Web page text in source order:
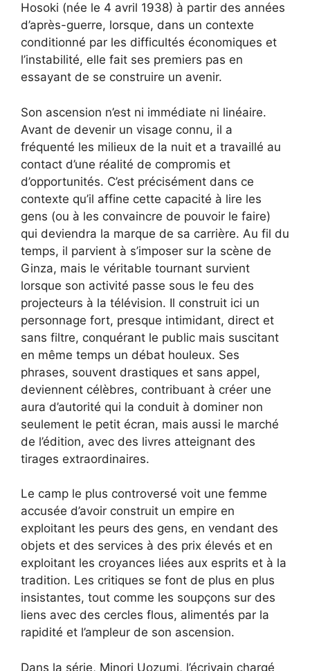
Hosoki (née le 4 avril 1938) à partir des années
d’après-guerre, lorsque, dans un contexte
conditionné par les difficultés économiques et
l’instabilité, elle fait ses premiers pas en
essayant de se construire un avenir.
Son ascension n’est ni immédiate ni linéaire.
Avant de devenir un visage connu, il a
fréquenté les milieux de la nuit et a travaillé au
contact d’une réalité de compromis et
d’opportunités. C’est précisément dans ce
contexte qu’il affine cette capacité à lire les
gens (ou à les convaincre de pouvoir le faire)
qui deviendra la marque de sa carrière. Au fil du
temps, il parvient à s’imposer sur la scène de
Ginza, mais le véritable tournant survient
lorsque son activité passe sous le feu des
projecteurs à la télévision. Il construit ici un
personnage fort, presque intimidant, direct et
sans filtre, conquérant le public mais suscitant
en même temps un débat houleux. Ses
phrases, souvent drastiques et sans appel,
deviennent célèbres, contribuant à créer une
aura d’autorité qui la conduit à dominer non
seulement le petit écran, mais aussi le marché
de l’édition, avec des livres atteignant des
tirages extraordinaires.
Le camp le plus controversé voit une femme
accusée d’avoir construit un empire en
exploitant les peurs des gens, en vendant des
objets et des services à des prix élevés et en
exploitant les croyances liées aux esprits et à la
tradition. Les critiques se font de plus en plus
insistantes, tout comme les soupçons sur des
liens avec des cercles flous, alimentés par la
rapidité et l’ampleur de son ascension.
Dans la série, Minori Uozumi, l’écrivain chargé